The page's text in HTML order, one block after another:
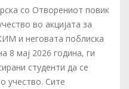
со Отворениот повик
во акцијата за
и неговата поблиска
8 мај 2026 година, ги
студенти да се
учество. Сите